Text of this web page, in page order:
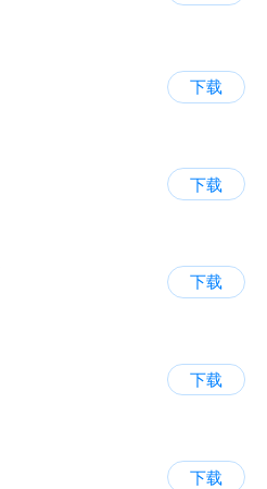
下载
下载
下载
下载
下载